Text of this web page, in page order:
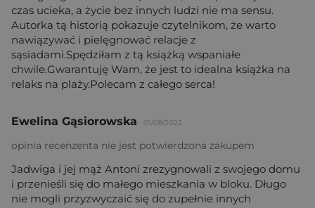
czas ucieka, a życie bez innych ludzi nie ma sensu.
Autorka tą historią pokazuje czytelnikom, że warto
nawiązywać i pielęgnować relacje z
sąsiadami.Spędziłam z tą książką wspaniałe
chwile.Gwarantuję Wam, że jest to idealna książka na
relaks na plaży.Polecam z całego serca!
Ewelina Gąsiorowska 01/08/2022
opinia recenzenta nie jest potwierdzona zakupem
Jadwiga i jej mąż Antoni zrezygnowali z swojego domu
i przenieśli się do małego mieszkania w bloku. Długo
nie mogli przyzwyczaić się do zupełnie innych